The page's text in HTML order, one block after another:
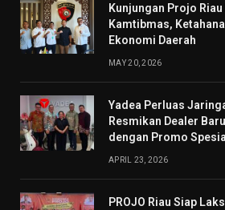
Kunjungan Projo
Kamtibmas,
Ekonomi Daerah
MAY 20, 2026
Yadea Perluas
Resmikan Dealer
dengan Promo Spesial
APRIL 23, 2026
PROJO Riau Siap